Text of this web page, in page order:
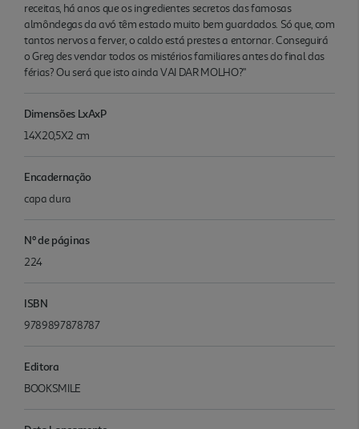
receitas, há anos que os ingredientes secretos das famosas
almôndegas da avó têm estado muito bem guardados. Só que, com
tantos nervos a ferver, o caldo está prestes a entornar. Conseguirá
o Greg des vendar todos os mistérios familiares antes do final das
férias? Ou será que isto ainda VAI DAR MOLHO?"
Dimensões LxAxP
14X20,5X2 cm
Encadernação
capa dura
Nº de páginas
224
ISBN
9789897878787
Editora
BOOKSMILE